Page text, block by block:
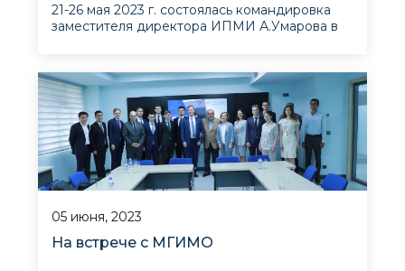
21-26 мая 2023 г. состоялась командировка
заместителя директора ИПМИ А.Умарова в
общества Афганистана: альтернативные
представления об обществе и политике»,
организованной Университетами Кембридж
и Сассе
05 июня, 2023
На встрече с МГИМО